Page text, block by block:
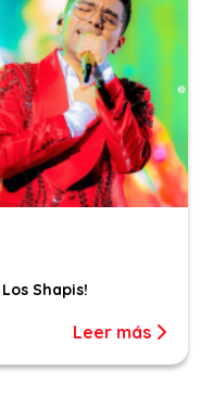
Shapis!
Leer más